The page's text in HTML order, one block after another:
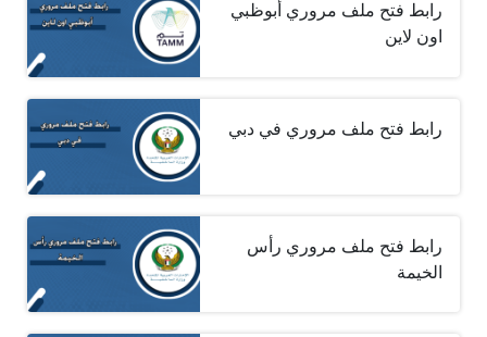
رابط فتح ملف مروري أبوظبي
اون لاين
رابط فتح ملف مروري في دبي
رابط فتح ملف مروري رأس
الخيمة